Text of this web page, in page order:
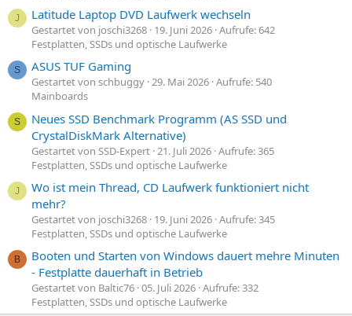
J Latitude Laptop DVD Laufwerk wechseln
Gestartet von joschi3268 19. Juni 2026 Aufrufe: 642
Festplatten, SSDs und optische Laufwerke
S ASUS TUF Gaming
Gestartet von schbuggy 29. Mai 2026 Aufrufe: 540
Mainboards
S
Neues SSD Benchmark Programm (AS SSD und
CrystalDiskMark Alternative)
Gestartet von SSD-Expert 21. Juli 2026 Aufrufe: 365
Festplatten, SSDs und optische Laufwerke
J
Wo ist mein Thread, CD Laufwerk funktioniert nicht
mehr?
Gestartet von joschi3268 19. Juni 2026 Aufrufe: 345
Festplatten, SSDs und optische Laufwerke
B
Booten und Starten von Windows dauert mehre Minuten
- Festplatte dauerhaft in Betrieb
Gestartet von Baltic76 05. Juli 2026 Aufrufe: 332
Festplatten, SSDs und optische Laufwerke